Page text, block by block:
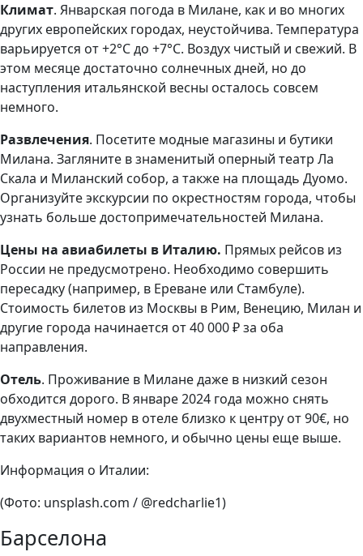
Климат. Январская погода в Милане, как и во многих
других европейских городах, неустойчива. Температура
варьируется от +2°C до +7°C. Воздух чистый и свежий. В
этом месяце достаточно солнечных дней, но до
наступления итальянской весны осталось совсем
немного.
Развлечения. Посетите модные магазины и бутики
Милана. Загляните в знаменитый оперный театр Ла
Скала и Миланский собор, а также на площадь Дуомо.
Организуйте экскурсии по окрестностям города, чтобы
узнать больше достопримечательностей Милана.
Цены на авиабилеты в Италию. Прямых рейсов из
России не предусмотрено. Необходимо совершить
пересадку (например, в Ереване или Стамбуле).
Стоимость билетов из Москвы в Рим, Венецию, Милан и
другие города начинается от 40 000 ₽ за оба
направления.
Отель. Проживание в Милане даже в низкий сезон
обходится дорого. В январе 2024 года можно снять
двухместный номер в отеле близко к центру от 90€, но
таких вариантов немного, и обычно цены еще выше.
Информация о Италии:
(Фото: unsplash.com / @redcharlie1)
Барселона